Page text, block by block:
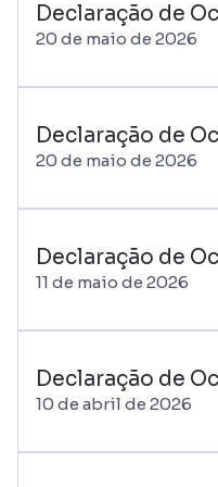
Declaração de
20 de maio de 2026
Declaração de
20 de maio de 2026
Declaração de
11 de maio de 2026
Declaração de
10 de abril de 2026